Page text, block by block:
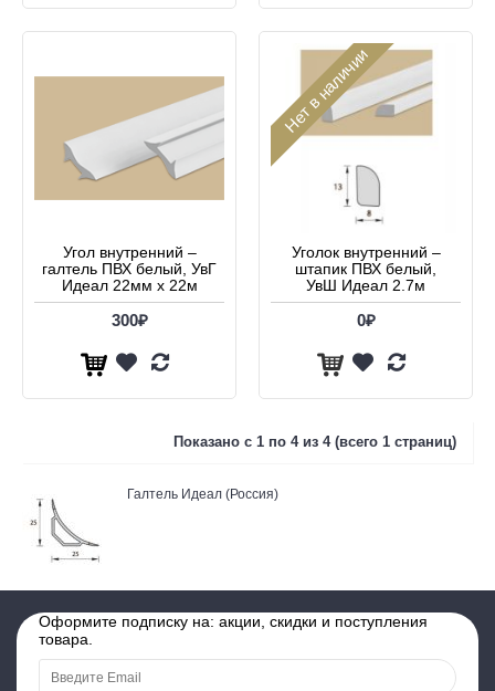
Угол внутренний –
галтель ПВХ белый, УвГ
Идеал 22мм х 22м
300₽
Нет в наличии
Уголок внутренний –
штапик ПВХ белый,
УвШ Идеал 2.7м
0₽
Показано с 1 по 4 из 4 (всего 1 страниц)
Галтель Идеал (Россия)
Оформите подписку на: акции, скидки и поступления
товара.